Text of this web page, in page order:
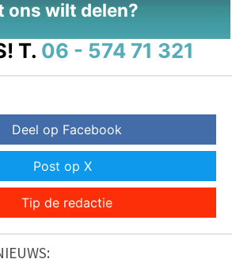
ons wilt delen?
T. 06 - 574 71 321
Deel op Facebook
Post op X
Tip de redactie